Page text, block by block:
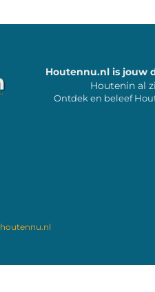
Houtennu.nl is jouw
Houtenin al
Ontdek en beleef
houtennu.nl